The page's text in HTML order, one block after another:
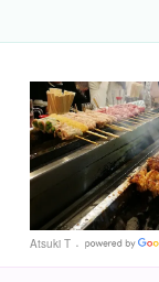
Atsuki T
Places